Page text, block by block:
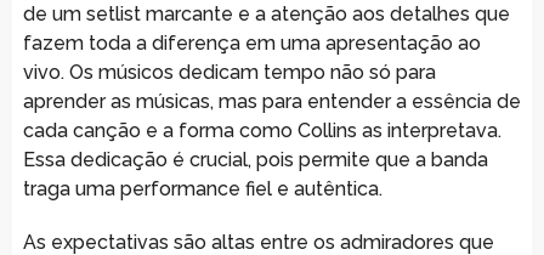
de um setlist marcante e a atenção aos detalhes que
fazem toda a diferença em uma apresentação ao
vivo. Os músicos dedicam tempo não só para
aprender as músicas, mas para entender a essência de
cada canção e a forma como Collins as interpretava.
Essa dedicação é crucial, pois permite que a banda
traga uma performance fiel e autêntica.
As expectativas são altas entre os admiradores que